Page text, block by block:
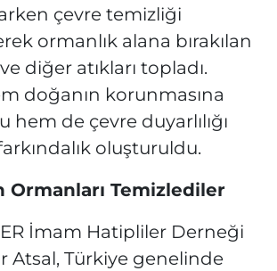
çevre temizliği
ormanlık alana bırakılan
diğer atıkları topladı.
doğanın korunmasına
hem de çevre duyarlılığı
oluşturuldu.
Ormanları Temizlediler
İmam Hatipliler Derneği
Atsal, Türkiye genelinde